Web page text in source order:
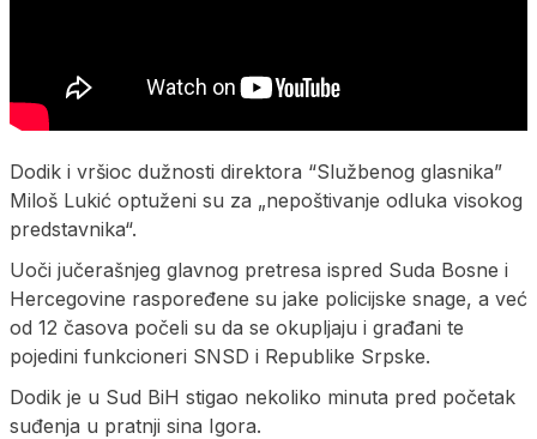
Dodik i vršioc dužnosti direktora “Službenog glasnika”
Miloš Lukić optuženi su za „nepoštivanje odluka visokog
predstavnika“.
Uoči jučerašnjeg glavnog pretresa ispred Suda Bosne i
Hercegovine raspoređene su jake policijske snage, a već
od 12 časova počeli su da se okupljaju i građani te
pojedini funkcioneri SNSD i Republike Srpske.
Dodik je u Sud BiH stigao nekoliko minuta pred početak
suđenja u pratnji sina Igora.